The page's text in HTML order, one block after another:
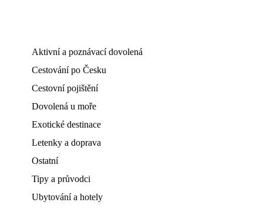
Aktivní a poznávací dovolená
Cestování po Česku
Cestovní pojištění
Dovolená u moře
Exotické destinace
Letenky a doprava
Ostatní
Tipy a průvodci
Ubytování a hotely